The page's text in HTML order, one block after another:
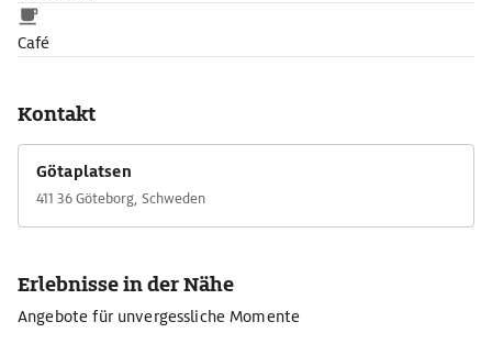
Café
Kontakt
Götaplatsen
411 36 Göteborg, Schweden
Erlebnisse in der Nähe
Angebote für unvergessliche Momente